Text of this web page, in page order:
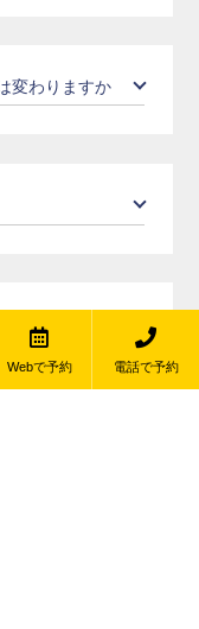
変わりますか
すか
Webで予約 電話で予約